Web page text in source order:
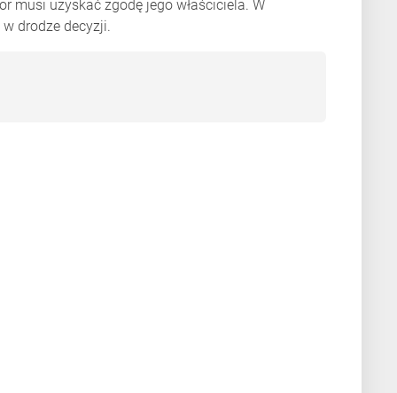
musi uzyskać zgodę jego właściciela. W
drodze decyzji.